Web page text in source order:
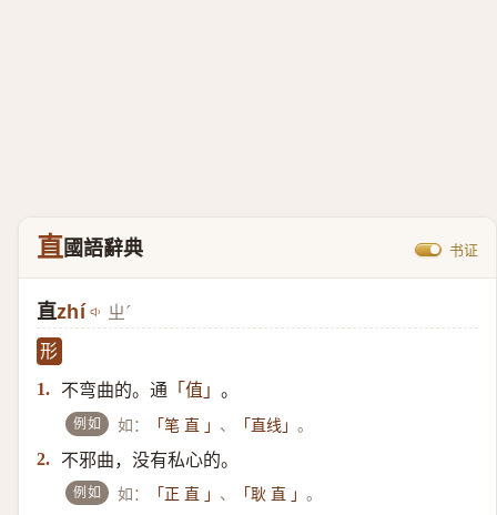
直國語辭典 书证
直zhí ㄓˊ
形
1.
不弯曲的。通 「值」 。
例如 如： 「笔 直 」 、 「直线」。
2. 不邪曲，没有私心的。
例如 如： 「正 直 」 、 「耿 直 」。